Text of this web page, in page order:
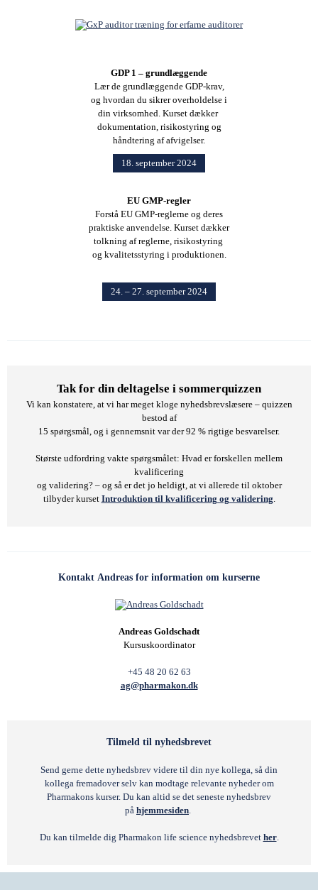
GDP 1 – grundlæggende
Lær de grundlæggende GDP-krav,
og hvordan du sikrer overholdelse i
din virksomhed. Kurset dækker
dokumentation, risikostyring og
håndtering af afvigelser.
18. september 2024
EU GMP-regler
Forstå EU GMP-reglerne og deres
praktiske anvendelse. Kurset dækker
tolkning af reglerne, risikostyring
og kvalitetsstyring i produktionen.
24. – 27. september 2024
Tak for din deltagelse i sommerquizzen
Vi kan konstatere, at vi har meget kloge nyhedsbrevslæsere – quizzen
bestod af
15 spørgsmål, og i gennemsnit var der 92 % rigtige besvarelser.
Største udfordring vakte spørgsmålet: Hvad er forskellen mellem
kvalificering
og validering? – og så er det jo heldigt, at vi allerede til oktober
tilbyder kurset Introduktion til kvalificering og validering.
Kontakt Andreas for information om kurserne
Andreas Goldschadt
Kursuskoordinator
+45 48 20 62 63
ag@pharmakon.dk
Tilmeld til nyhedsbrevet
Send gerne dette nyhedsbrev videre til din nye kollega, så din
kollega fremadover selv kan modtage relevante nyheder om
Pharmakons kurser. Du kan altid se det seneste nyhedsbrev
på hjemmesiden.
Du kan tilmelde dig Pharmakon life science nyhedsbrevet her.